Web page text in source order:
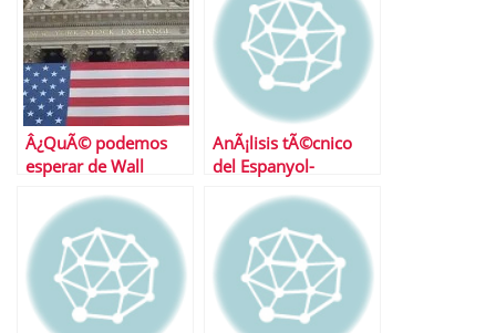
Â¿QuÃ© podemos
esperar de Wall
AnÃ¡lisis tÃ©cnico
del Espanyol-